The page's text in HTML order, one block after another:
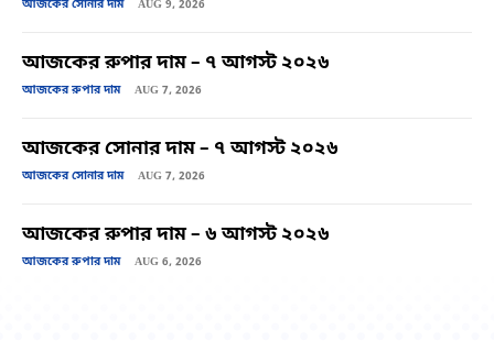
আজকের সোনার দাম AUG 9, 2026
আজকের রুপার দাম – ৭ আগস্ট ২০২৬
আজকের রুপার দাম AUG 7, 2026
আজকের সোনার দাম – ৭ আগস্ট ২০২৬
আজকের সোনার দাম AUG 7, 2026
আজকের রুপার দাম – ৬ আগস্ট ২০২৬
আজকের রুপার দাম AUG 6, 2026